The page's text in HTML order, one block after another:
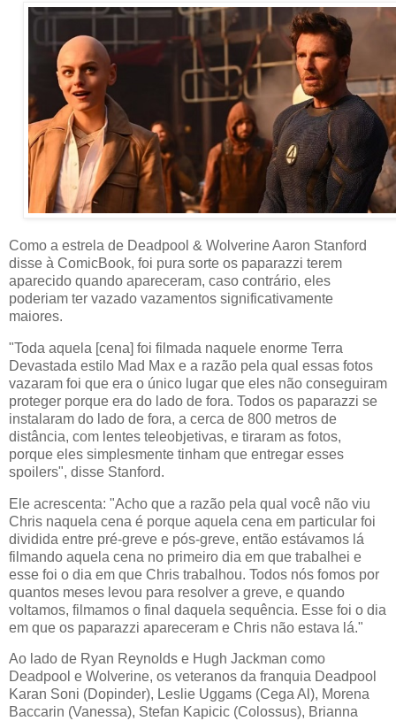
Como a estrela de Deadpool & Wolverine Aaron Stanford
disse à ComicBook, foi pura sorte os paparazzi terem
aparecido quando apareceram, caso contrário, eles
poderiam ter vazado vazamentos significativamente
maiores.
"Toda aquela [cena] foi filmada naquele enorme Terra
Devastada estilo Mad Max e a razão pela qual essas fotos
vazaram foi que era o único lugar que eles não conseguiram
proteger porque era do lado de fora. Todos os paparazzi se
instalaram do lado de fora, a cerca de 800 metros de
distância, com lentes teleobjetivas, e tiraram as fotos,
porque eles simplesmente tinham que entregar esses
spoilers", disse Stanford.
Ele acrescenta: "Acho que a razão pela qual você não viu
Chris naquela cena é porque aquela cena em particular foi
dividida entre pré-greve e pós-greve, então estávamos lá
filmando aquela cena no primeiro dia em que trabalhei e
esse foi o dia em que Chris trabalhou. Todos nós fomos por
quantos meses levou para resolver a greve, e quando
voltamos, filmamos o final daquela sequência. Esse foi o dia
em que os paparazzi apareceram e Chris não estava lá."
Ao lado de Ryan Reynolds e Hugh Jackman como
Deadpool e Wolverine, os veteranos da franquia Deadpool
Karan Soni (Dopinder), Leslie Uggams (Cega Al), Morena
Baccarin (Vanessa), Stefan Kapicic (Colossus), Brianna